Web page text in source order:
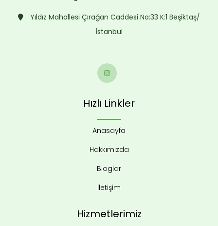
Yıldız Mahallesi Çırağan Caddesi No:33 K:1 Beşiktaş/
İstanbul
Hızlı Linkler
Anasayfa
Hakkımızda
Bloglar
İletişim
Hizmetlerimiz